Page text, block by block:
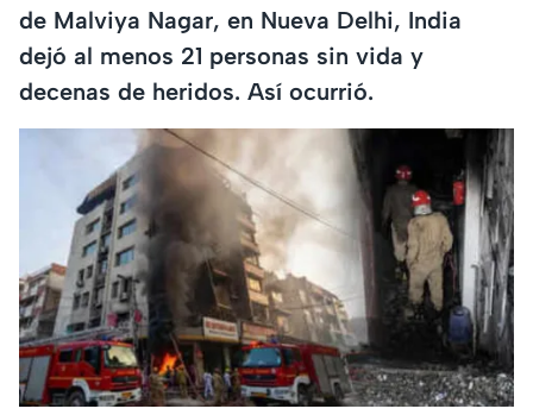
de Malviya Nagar, en Nueva Delhi, India
dejó al menos 21 personas sin vida y
decenas de heridos. Así ocurrió.